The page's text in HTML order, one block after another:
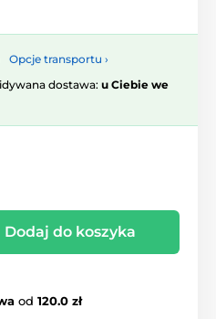
Opcje transportu ›
dostawa: u Ciebie we
Dodaj do koszyka
od 120.0 zł